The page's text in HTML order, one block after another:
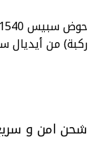
ركبة) من أيديال
شحن امن و